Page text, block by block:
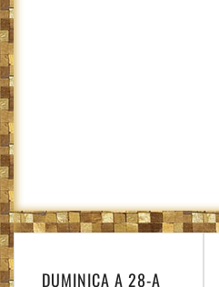
Navigare
în DUMINICA A 28-A